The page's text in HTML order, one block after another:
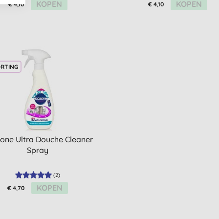
€ 4,10 KOPEN € 4,10 KOPEN
Ultra Douche Cleaner
Spray
(2)
€ 4,70 KOPEN